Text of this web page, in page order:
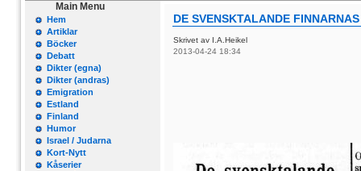
Main Menu
Hem
Artiklar
Böcker
Debatt
Dikter (egna)
Dikter (andras)
Emigration
Estland
Finland
Humor
Israel / Judarna
Kort-Nytt
Kåserier
DE SVENSKTALANDE
Skrivet av I.A.Heikel
2013-04-24 18:34